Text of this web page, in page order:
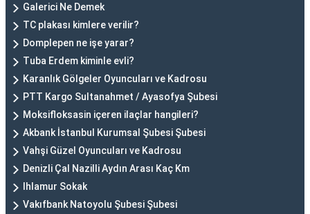
Galerici Ne Demek
TC plakası kimlere verilir?
Domplepen ne işe yarar?
Tuba Erdem kiminle evli?
Karanlık Gölgeler Oyuncuları ve Kadrosu
PTT Kargo Sultanahmet / Ayasofya Şubesi
Moksifloksasin içeren ilaçlar hangileri?
Akbank İstanbul Kurumsal Şubesi Şubesi
Vahşi Güzel Oyuncuları ve Kadrosu
Denizli Çal Nazilli Aydın Arası Kaç Km
Ihlamur Sokak
Vakıfbank Natoyolu Şubesi Şubesi